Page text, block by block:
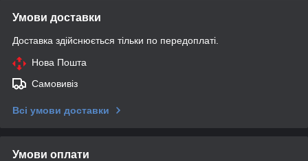
Умови доставки
Доставка здійснюється тільки по передоплаті.
Нова Пошта
Самовивіз
Всі умови доставки
Умови оплати